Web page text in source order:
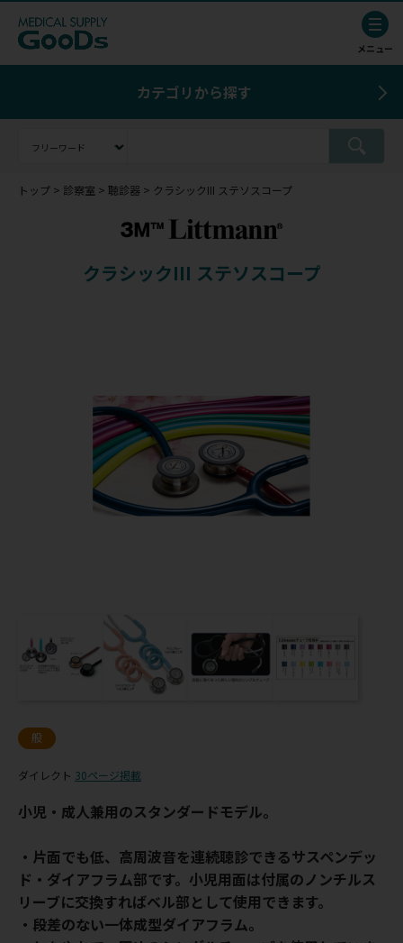
カテゴリから探す
トップ 診察室 聴診器 クラシックIII ステソスコープ
クラシックIII ステソスコープ
般
ダイレクト 30ページ掲載
小児・成人兼用のスタンダードモデル。
・片面でも低、高周波音を連続聴診できるサスペンデッ
ド・ダイアフラム部です。小児用面は付属のノンチルス
リーブに交換すればベル部として使用できます。
・段差のない一体成型ダイアフラム。